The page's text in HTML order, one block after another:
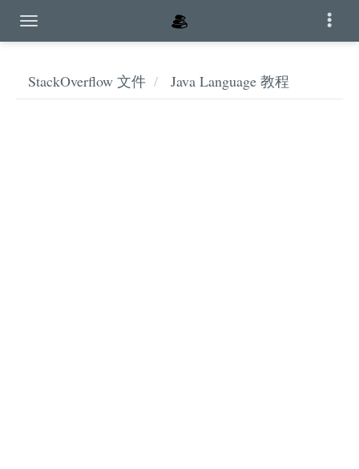
StackOverflow 文件 Java Language 教程